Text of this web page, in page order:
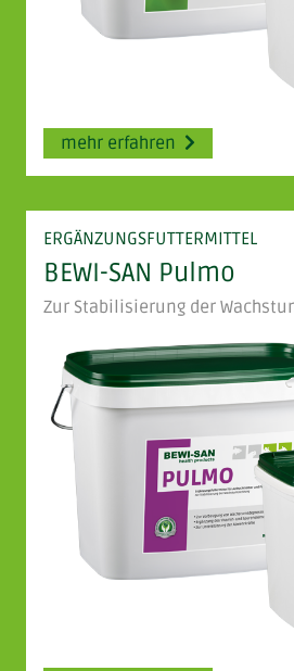
mehr erfahren
ERGÄNZUNGSFUTTERMITTEL
BEWI-SAN Pulmo
Zur Stabilisierung der